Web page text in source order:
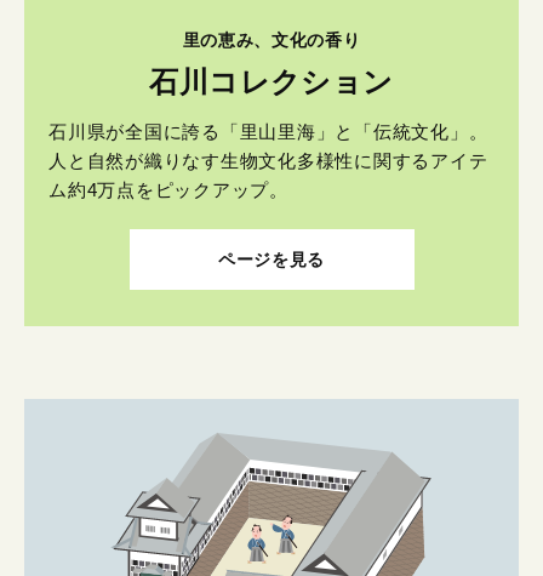
里の恵み、文化の香り
石川コレクション
石川県が全国に誇る「里山里海」と「伝統文化」。
人と自然が織りなす生物文化多様性に関するアイテ
ム約4万点をピックアップ。
ページを見る